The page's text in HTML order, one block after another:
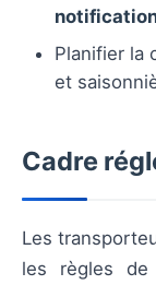
Planifier la
et
Cadre
Les
les règles de